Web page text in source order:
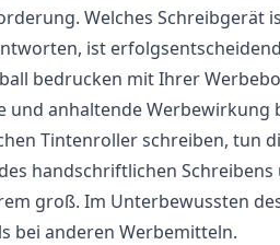
Welches Schreibgerät
ist
bedrucken mit Ihrer
und anhaltende Werbewirkung
Tintenroller schreiben, tun
handschriftlichen
groß. Im Unterbewussten
bei anderen Werbemitteln.